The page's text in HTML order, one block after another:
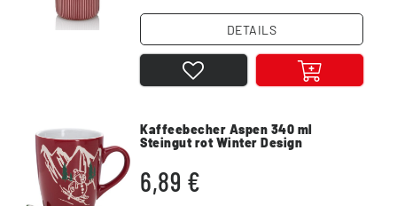
DETAILS
Kaffeebecher Aspen 340 ml
Steingut rot Winter Design
6,89 €